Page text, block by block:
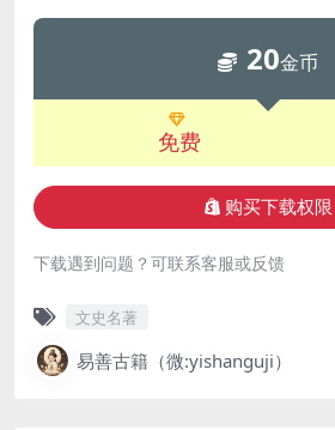
20金币
免费
购买下载权限
下载遇到问题？可联系客服或反馈
文史名著
易善古籍（微:yishanguji）